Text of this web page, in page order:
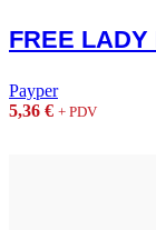
FREE LADY
Payper
5,36 € + PDV